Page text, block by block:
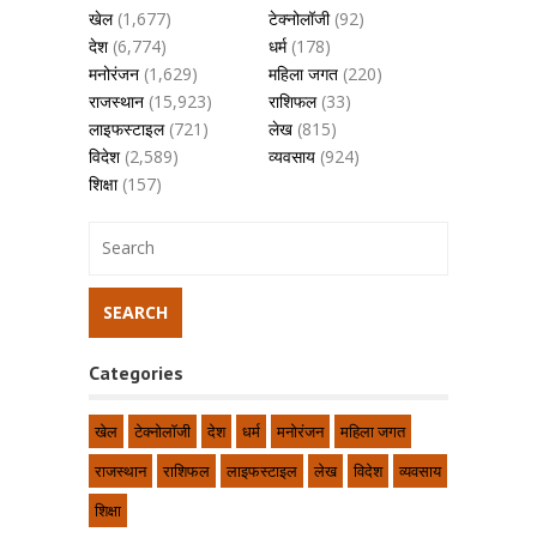
खेल(1,677) टेक्नोलॉजी(92)
देश(6,774) धर्म(178)
मनोरंजन (1,629) महिला जगत (220)
राजस्थान (15,923) राशिफल(33)
लाइफस्टाइल(721) लेख (815)
विदेश(2,589) व्यवसाय (924)
शिक्षा(157)
Categories
खेल टेक्नोलॉजी देश धर्म मनोरंजन
महिला जगत
राजस्थान
राशिफल लाइफस्टाइल लेख विदेश
व्यवसाय
शिक्षा